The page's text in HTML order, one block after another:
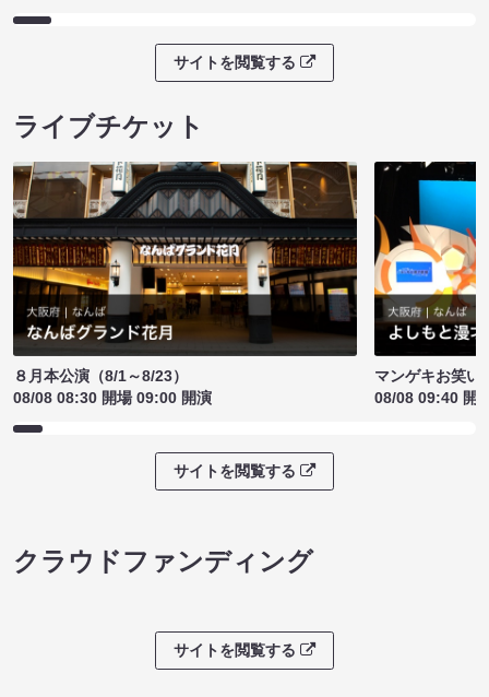
サイトを閲覧する
ライブチケット
８月本公演（8/1～8/23）
08/08 08:30 開場 09:00 開演
マンゲキお笑い
08/08 09:40 開
サイトを閲覧する
クラウドファンディング
サイトを閲覧する